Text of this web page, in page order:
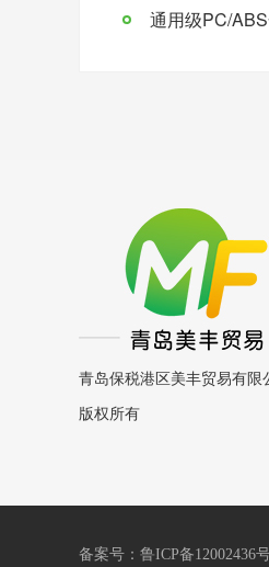
通用级PC/
青岛保税港区美丰贸易有限
版权所有
备案号： 鲁ICP备12002436